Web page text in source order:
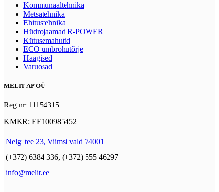
Kommunaaltehnika
Metsatehnika
Ehitustehnika
Hüdrojaamad R-POWER
Kütusemahutid
ECO umbrohutõrje
Haagised
Varuosad
MELIT AP OÜ
Reg nr: 11154315
KMKR: EE100985452
Nelgi tee 23, Viimsi vald 74001
(+372) 6384 336, (+372) 555 46297
info@melit.ee